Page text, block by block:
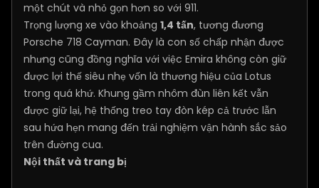
một chút và nhỏ gọn hơn so với 911.
Trọng lượng xe vào khoảng 1,4 tấn, tương đương
Porsche 718 Cayman. Đây là con số chấp nhận được
nhưng cũng đồng nghĩa với việc Emira không còn giữ
được lợi thế siêu nhẹ vốn là thương hiệu của Lotus
trong quá khứ. Khung gầm nhôm đùn liên kết vẫn
được giữ lại, hệ thống treo tay đòn kép cả trước lẫn
sau hứa hẹn mang đến trải nghiệm vận hành sắc sảo
trên đường cua.
Nội thất và trang bị